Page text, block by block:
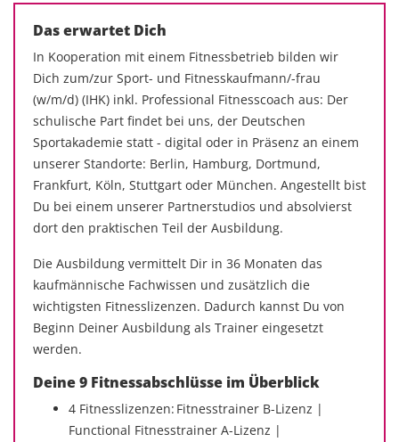
Das erwartet Dich
In Kooperation mit einem Fitnessbetrieb bilden wir
Dich zum/zur Sport- und Fitnesskaufmann/-frau
(w/m/d) (IHK) inkl. Professional Fitnesscoach aus: Der
schulische Part findet bei uns, der Deutschen
Sportakademie statt - digital oder in Präsenz an einem
unserer Standorte: Berlin, Hamburg, Dortmund,
Frankfurt, Köln, Stuttgart oder München. Angestellt bist
Du bei einem unserer Partnerstudios und absolvierst
dort den praktischen Teil der Ausbildung.
Die Ausbildung vermittelt Dir in 36 Monaten das
kaufmännische Fachwissen und zusätzlich die
wichtigsten Fitnesslizenzen. Dadurch kannst Du von
Beginn Deiner Ausbildung als Trainer eingesetzt
werden.
Deine 9 Fitnessabschlüsse im Überblick
4 Fitnesslizenzen: Fitnesstrainer B-Lizenz |
Functional Fitnesstrainer A-Lizenz |